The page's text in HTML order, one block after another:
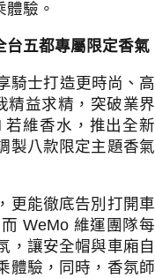
驗。
台五都專屬限定香氣
騎士打造更時尚、高
精益求精，突破業界
若維香水，推出全新
製八款限定主題香氣
更能徹底告別打開車
WeMo 維運團隊每
，讓安全帽與車廂自
體驗，同時，香氛師